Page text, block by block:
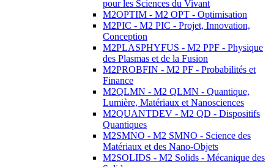
pour les Sciences du Vivant
M2OPTIM - M2 OPT - Optimisation
M2PIC - M2 PIC - Projet, Innovation,
Conception
M2PLASPHYFUS - M2 PPF - Physique
des Plasmas et de la Fusion
M2PROBFIN - M2 PF - Probabilités et
Finance
M2QLMN - M2 QLMN - Quantique,
Lumière, Matériaux et Nanosciences
M2QUANTDEV - M2 QD - Dispositifs
Quantiques
M2SMNO - M2 SMNO - Science des
Matériaux et des Nano-Objets
M2SOLIDS - M2 Solids - Mécanique des